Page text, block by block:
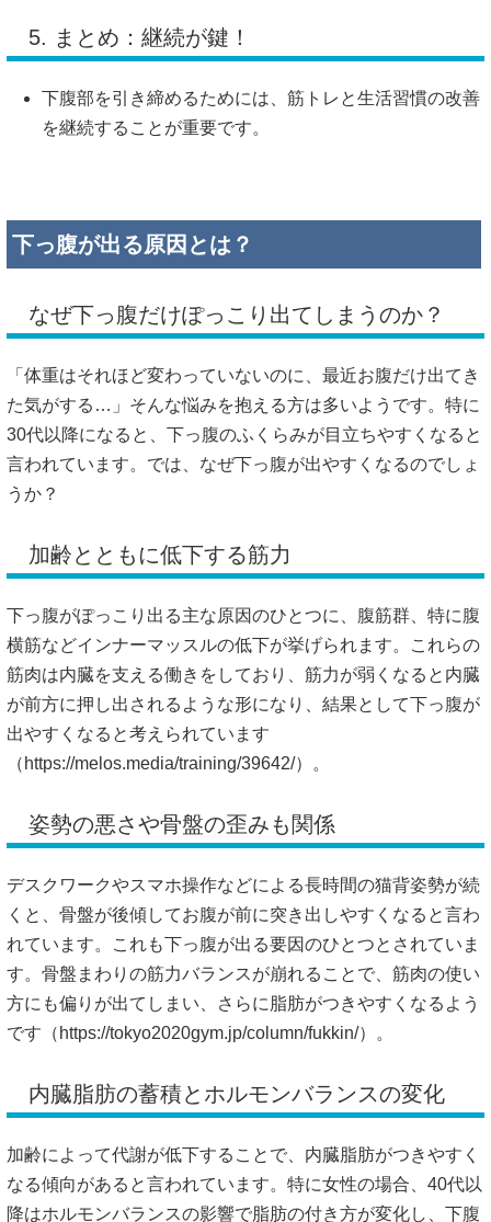
5. まとめ：継続が鍵！
下腹部を引き締めるためには、筋トレと生活習慣の改善
を継続することが重要です。
下っ腹が出る原因とは？
なぜ下っ腹だけぽっこり出てしまうのか？
「体重はそれほど変わっていないのに、最近お腹だけ出てき
た気がする…」そんな悩みを抱える方は多いようです。特に
30代以降になると、下っ腹のふくらみが目立ちやすくなると
言われています。では、なぜ下っ腹が出やすくなるのでしょ
うか？
加齢とともに低下する筋力
下っ腹がぽっこり出る主な原因のひとつに、腹筋群、特に腹
横筋などインナーマッスルの低下が挙げられます。これらの
筋肉は内臓を支える働きをしており、筋力が弱くなると内臓
が前方に押し出されるような形になり、結果として下っ腹が
出やすくなると考えられています
（ https://melos.media/training/39642/）。
姿勢の悪さや骨盤の歪みも関係
デスクワークやスマホ操作などによる長時間の猫背姿勢が続
くと、骨盤が後傾してお腹が前に突き出しやすくなると言わ
れています。これも下っ腹が出る要因のひとつとされていま
す。骨盤まわりの筋力バランスが崩れることで、筋肉の使い
方にも偏りが出てしまい、さらに脂肪がつきやすくなるよう
です（ https://tokyo2020gym.jp/column/fukkin/）。
内臓脂肪の蓄積とホルモンバランスの変化
加齢によって代謝が低下することで、内臓脂肪がつきやすく
なる傾向があると言われています。特に女性の場合、40代以
降はホルモンバランスの影響で脂肪の付き方が変化し、下腹